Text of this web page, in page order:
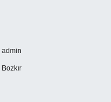
admin
Bozkır